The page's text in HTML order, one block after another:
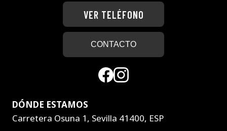
VER TELÉFONO
CONTACTO
DÓNDE ESTAMOS
Carretera Osuna 1, Sevilla 41400, ESP